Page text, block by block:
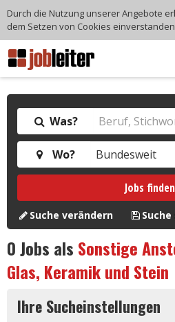
Was?
Wo?
Jobs
Suche verändern
0Jobs als Sonstige
Glas, Keramik und Stein
Ihre Sucheinstellungen
Durch die Nutzung unserer Angebote
dem Setzen von Cookies